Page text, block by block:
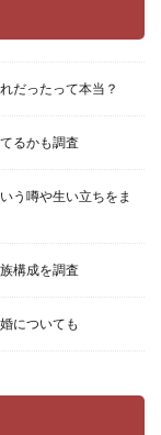
だったって本当？
るかも調査
う噂や生い立ちをま
構成を調査
についても